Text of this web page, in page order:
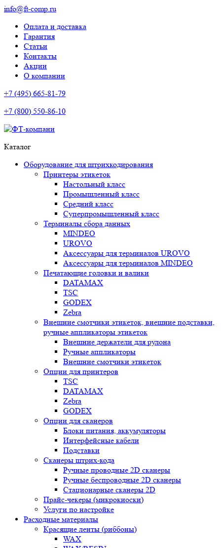
info@ft-comp.ru
Оплата и доставка
Гарантия
Статьи
Контакты
Акции
О компании
+7 (495) 665-81-79
+7 (800) 550-86-10
Каталог
Оборудование для штрихкодирования
Принтеры этикеток
Настольный класс
Промышленный класс
Средний класс
Суперпромышленный класс
Терминалы сбора данных
MINDEO
UROVO
Аксессуары для терминалов UROVO
Аксессуары для терминалов MINDEO
Печатающие головки и валики
DATAMAX
TSC
GODEX
Zebra
Внешние смотчики этикеток, внешние подставки,
ручные аппликаторы этикеток
Внешние держатели для рулона
Ручные аппликаторы
Внешние смотчики этикеток
Опции для принтеров
TSC
DATAMAX
Zebra
GODEX
Опции для сканеров
Блоки питания, аккумуляторы
Интерфейсные кабели
Подставки
Сканеры штрих-кода
Ручные проводные 2D сканеры
Ручные беспроводные 2D сканеры
Стационарные сканеры 2D
Прайс-чекеры (микрокиоски)
Услуги по настройке
Расходные материалы
Красящие ленты (риббоны)
WAX